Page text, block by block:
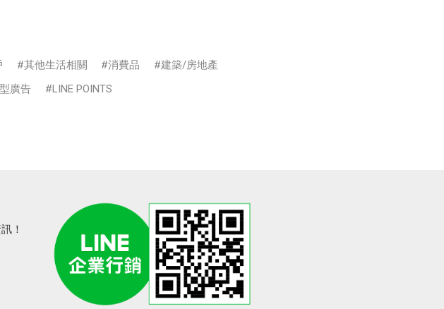
其他生活相關 消費品
建築/房地產
廣告 LINE POINTS
！